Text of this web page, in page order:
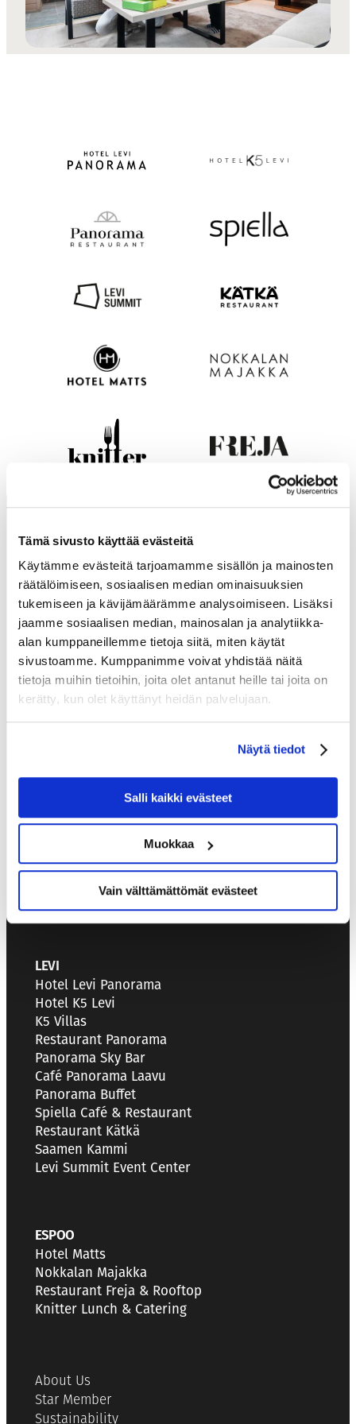
Tämä sivusto käyttää evästeitä
Käytämme evästeitä tarjoamamme sisällön ja mainosten
räätälöimiseen, sosiaalisen median ominaisuuksien
tukemiseen ja kävijämäärämme analysoimiseen. Lisäksi
jaamme sosiaalisen median, mainosalan ja analytiikka-
alan kumppaneillemme tietoja siitä, miten käytät
sivustoamme. Kumppanimme voivat yhdistää näitä
tietoja muihin tietoihin, joita olet antanut heille tai joita on
kerätty, kun olet käyttänyt heidän palvelujaan.
Näytä tiedot
Salli kaikki evästeet
Muokkaa
Vain välttämättömät evästeet
KASSIOPEIA
+358 40 456 2059
sales@kassiopeia.fi
LEVI
Hotel Levi Panorama
Hotel K5 Levi
K5 Villas
Restaurant Panorama
Panorama Sky Bar
Café Panorama Laavu
Panorama Buffet
Spiella Café & Restaurant
Restaurant Kätkä
Saamen Kammi
Levi Summit Event Center
ESPOO
Hotel Matts
Nokkalan Majakka
Restaurant Freja & Rooftop
Knitter Lunch & Catering
About Us
Star Member
Sustainability